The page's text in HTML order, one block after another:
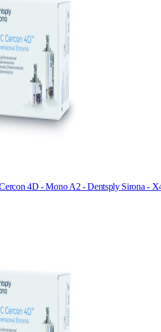
4D - Mono A2 - Dentsply Sirona -